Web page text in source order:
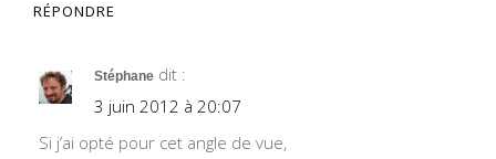
RÉPONDRE
Stéphane dit :
3 juin 2012 à 20:07
Si j’ai opté pour cet angle de vue,